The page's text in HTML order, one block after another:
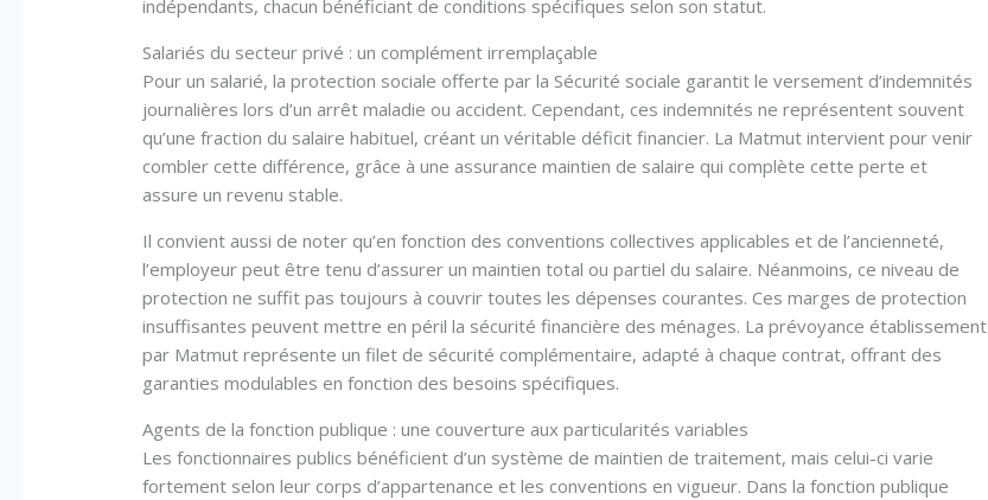
indépendants, chacun bénéficiant de conditions spécifiques selon son statut.
Salariés du secteur privé : un complément irremplaçable
Pour un salarié, la protection sociale offerte par la Sécurité sociale garantit le versement d’indemnités
journalières lors d’un arrêt maladie ou accident. Cependant, ces indemnités ne représentent souvent
qu’une fraction du salaire habituel, créant un véritable déficit financier. La Matmut intervient pour venir
combler cette différence, grâce à une assurance maintien de salaire qui complète cette perte et
assure un revenu stable.
Il convient aussi de noter qu’en fonction des conventions collectives applicables et de l’ancienneté,
l’employeur peut être tenu d’assurer un maintien total ou partiel du salaire. Néanmoins, ce niveau de
protection ne suffit pas toujours à couvrir toutes les dépenses courantes. Ces marges de protection
insuffisantes peuvent mettre en péril la sécurité financière des ménages. La prévoyance établissement
par Matmut représente un filet de sécurité complémentaire, adapté à chaque contrat, offrant des
garanties modulables en fonction des besoins spécifiques.
Agents de la fonction publique : une couverture aux particularités variables
Les fonctionnaires publics bénéficient d’un système de maintien de traitement, mais celui-ci varie
fortement selon leur corps d’appartenance et les conventions en vigueur. Dans la fonction publique